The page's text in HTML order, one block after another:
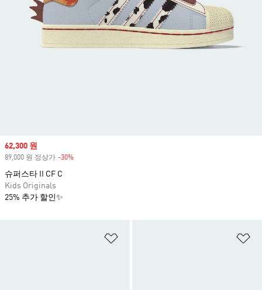
Sale price
62,300 원
89,000 원 정상가 -30%
슈퍼스타 II CF C
Kids Originals
25% 추가 할인✨